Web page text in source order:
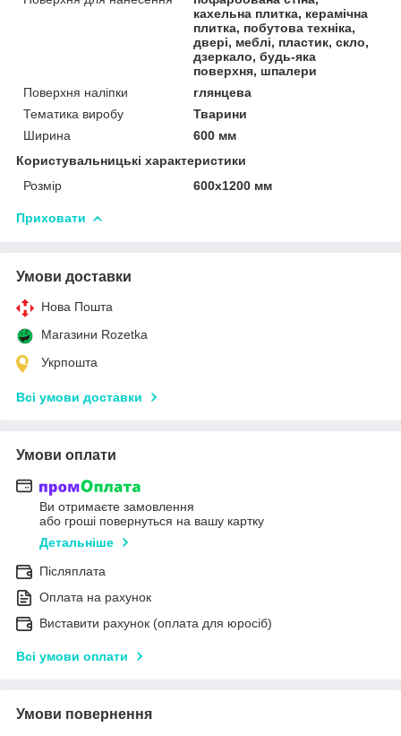
кахельна плитка, керамічна
плитка, побутова техніка,
двері, меблі, пластик, скло,
дзеркало, будь-яка
поверхня, шпалери
Поверхня наліпки
глянцева
Тематика виробу
Тварини
Ширина
600 мм
Користувальницькі характеристики
Розмір
600х1200 мм
Приховати
Умови доставки
Нова Пошта
Магазини Rozetka
Укрпошта
Всі умови доставки
Умови оплати
Ви отримаєте замовлення
або гроші повернуться на вашу картку
Детальніше
Післяплата
Оплата на рахунок
Виставити рахунок (оплата для юросіб)
Всі умови оплати
Умови повернення